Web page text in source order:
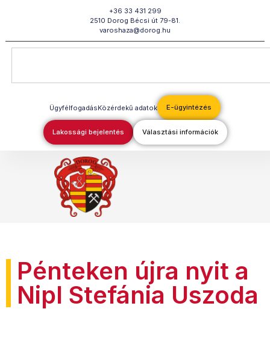
+36 33 431 299
2510 Dorog Bécsi út 79-81.
varoshaza@dorog.hu
ÜgyfélfogadásKözérdekű adatok E-ügyintézés
Lakossági bejelentés Választási információk
Pénteken újra nyit a
Nipl Stefánia Uszoda